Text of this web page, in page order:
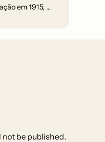
em 1915, …
not be published.